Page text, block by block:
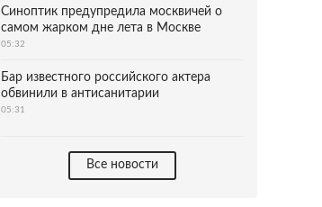
Синоптик предупредила москвичей о
самом жарком дне лета в Москве
05:32
Бар известного российского актера
обвинили в антисанитарии
05:31
Все новости